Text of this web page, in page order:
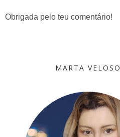
Obrigada pelo teu comentário!
MARTA VELOSO